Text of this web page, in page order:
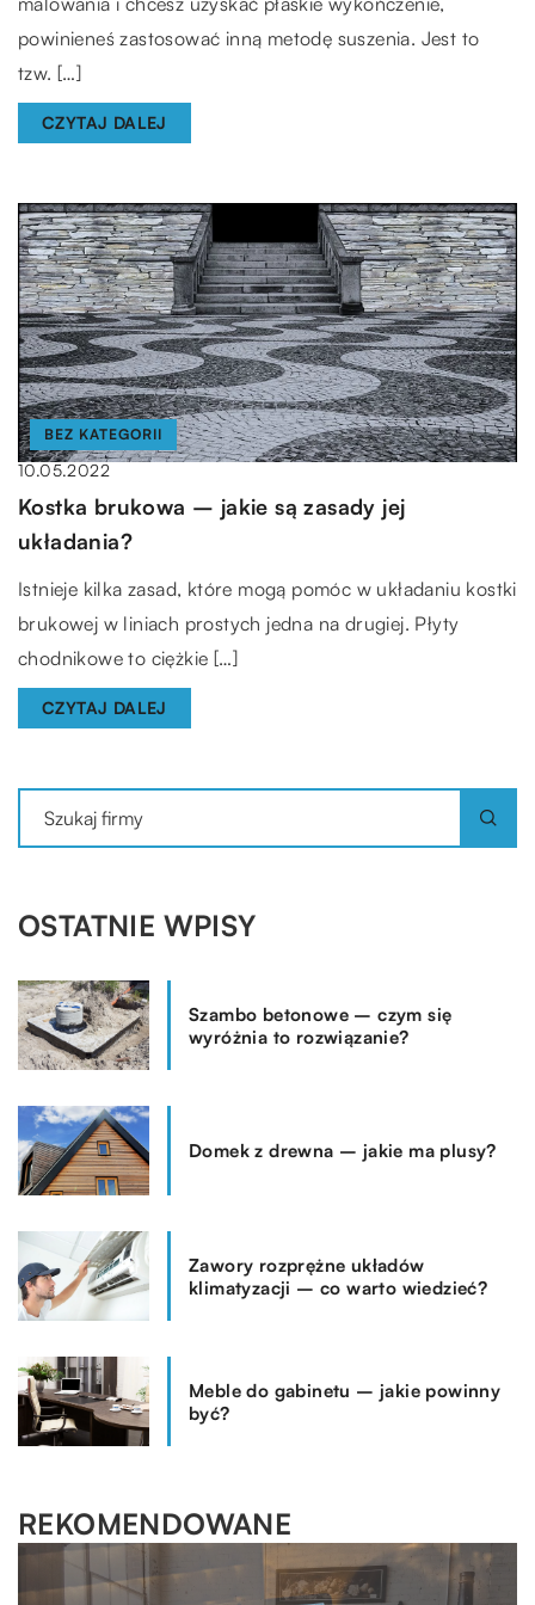
powinieneś zastosować inną metodę suszenia. Jest to
tzw. […]
CZYTAJ DALEJ
BEZ KATEGORII
10.05.2022
Kostka brukowa – jakie są zasady jej
układania?
Istnieje kilka zasad, które mogą pomóc w układaniu kostki
brukowej w liniach prostych jedna na drugiej. Płyty
chodnikowe to ciężkie […]
CZYTAJ DALEJ
OSTATNIE WPISY
Szambo betonowe – czym się
wyróżnia to rozwiązanie?
Domek z drewna – jakie ma plusy?
Zawory rozprężne układów
klimatyzacji – co warto wiedzieć?
Meble do gabinetu – jakie powinny
być?
REKOMENDOWANE